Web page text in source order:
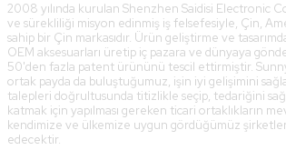
2008 yılında kurulan Shenzhen Saidisi Electronic
ve sürekliliği misyon edinmiş iş felsefesiyle, Çin,
sahip bir Çin markasıdır. Ürün geliştirme ve
OEM aksesuarları üretip iç pazara ve dünyaya
50'den fazla patent ürününü tescil ettirmiştir.
ortak payda da buluştuğumuz, işin iyi gelişimini
talepleri doğrultusunda titizlikle seçip, tedariğini
katmak için yapılması gereken ticari ortaklıkların
kendimize ve ülkemize uygun gördüğümüz
edecektir.